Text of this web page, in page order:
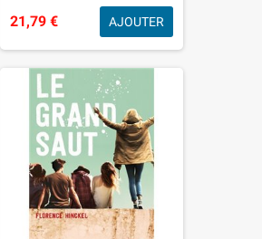
21,79 € AJOUTER